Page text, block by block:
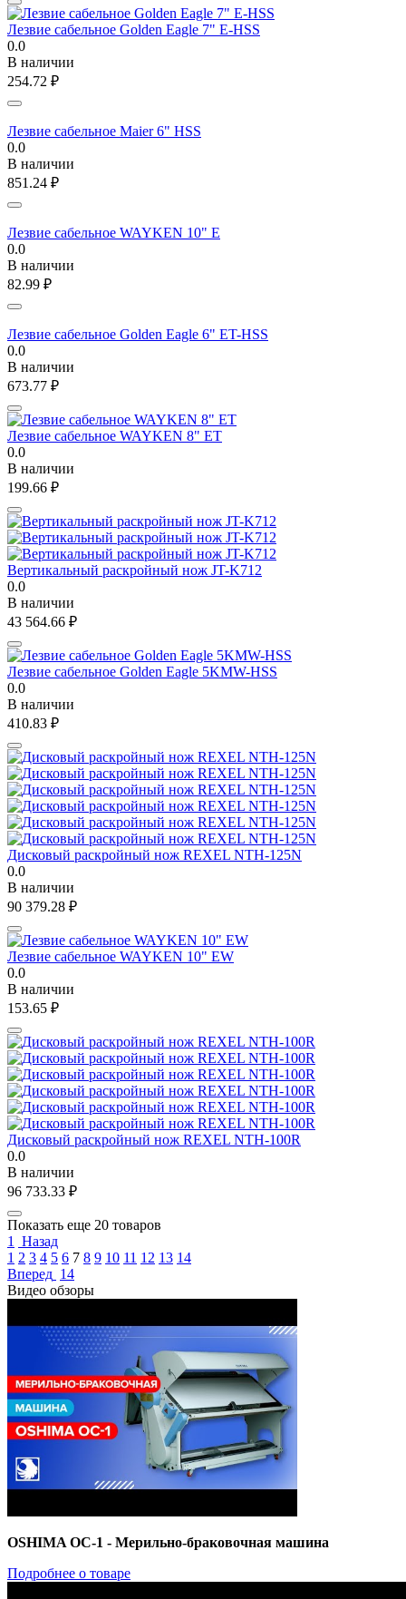
Лезвие сабельное Golden Eagle 7" E-HSS
0.0
В наличии
254.72 ₽
Лезвие сабельное Maier 6" HSS
0.0
В наличии
851.24 ₽
Лезвие сабельное WAYKEN 10" E
0.0
В наличии
82.99 ₽
Лезвие сабельное Golden Eagle 6" ET-HSS
0.0
В наличии
673.77 ₽
Лезвие сабельное WAYKEN 8" ET
0.0
В наличии
199.66 ₽
Вертикальный раскройный нож JT-K712
0.0
В наличии
43 564.66 ₽
Лезвие сабельное Golden Eagle 5KMW-HSS
0.0
В наличии
410.83 ₽
Дисковый раскройный нож REXEL NTH-125N
0.0
В наличии
90 379.28 ₽
Лезвие сабельное WAYKEN 10" EW
0.0
В наличии
153.65 ₽
Дисковый раскройный нож REXEL NTH-100R
0.0
В наличии
96 733.33 ₽
Показать еще 20 товаров
1
Назад
1 2 3 4 5 6 7 8 9 10 11 12 13 14
Вперед 14
Видео обзоры
OSHIMA OC-1 - Мерильно-браковочная машина
Подробнее о товаре